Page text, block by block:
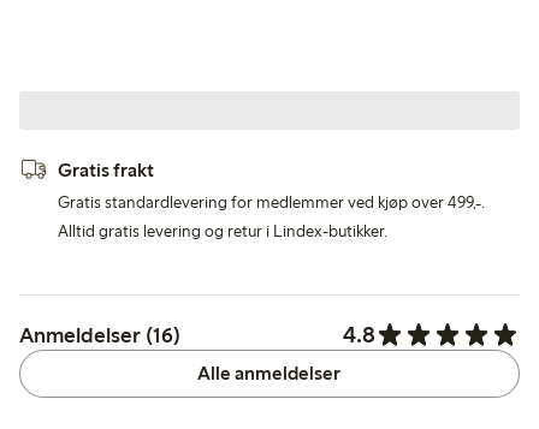
Gratis frakt
Gratis standardlevering for medlemmer ved kjøp over 499,-.
Alltid gratis levering og retur i Lindex-butikker.
Anmeldelser (16) 4.8
Alle anmeldelser